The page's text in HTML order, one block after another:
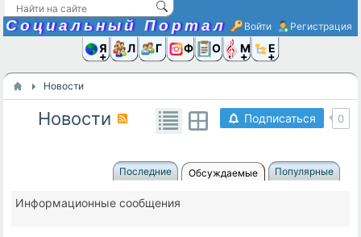
Социальный Портал Войти Регистрация
Я иЛюди
Группы
Фото Ещё
Новости
Подписаться 0
Новости
Последние Обсуждаемые Популярные
Информационные сообщения